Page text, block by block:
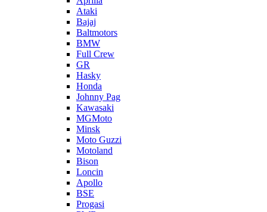
Ataki
Bajaj
Baltmotors
BMW
Full Crew
GR
Hasky
Honda
Johnny Pag
Kawasaki
MGMoto
Minsk
Moto Guzzi
Motoland
Bison
Loncin
Apollo
BSE
Progasi